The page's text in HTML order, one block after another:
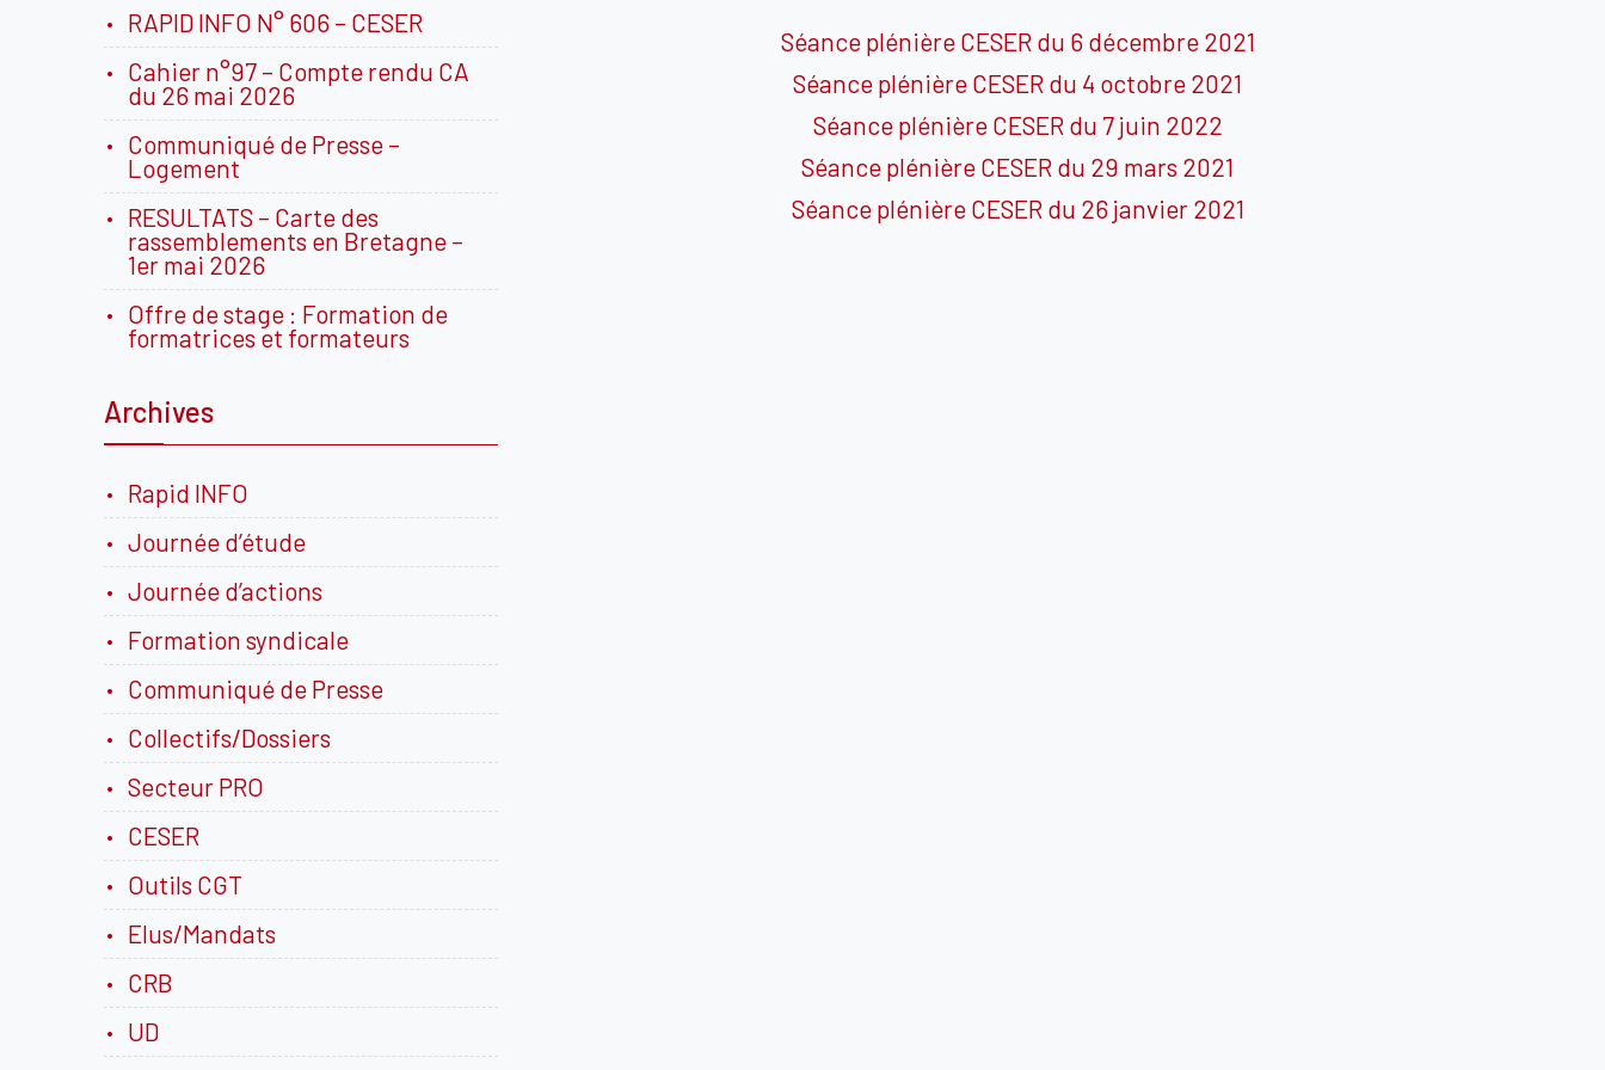
Séance plénière CESER du 6 décembre 2021
Séance plénière CESER du 4 octobre 2021
Séance plénière CESER du 7 juin 2022
Séance plénière CESER du 29 mars 2021
Séance plénière CESER du 26 janvier 2021
RAPID INFO N° 606 – CESER
Cahier n°97 – Compte rendu CA
du 26 mai 2026
Communiqué de Presse –
Logement
RESULTATS – Carte des
rassemblements en Bretagne –
1er mai 2026
Offre de stage : Formation de
formatrices et formateurs
Archives
Rapid INFO
Journée d’étude
Journée d’actions
Formation syndicale
Communiqué de Presse
Collectifs/Dossiers
Secteur PRO
CESER
Outils CGT
Elus/Mandats
CRB
UD